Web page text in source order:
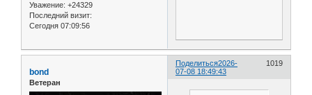
Уважение: +24329
Последний визит:
Сегодня 07:09:56
Поделиться 1019
2026-
07-08 18:49:43
bond
Ветеран